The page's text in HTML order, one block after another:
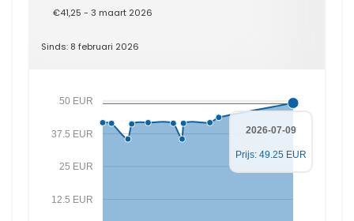
€41,25 - 3 maart 2026
Sinds: 8 februari 2026
12.5 EUR
25 EUR
37.5 EUR
50 EUR
2026-07-09
Prijs: 49.25 EUR